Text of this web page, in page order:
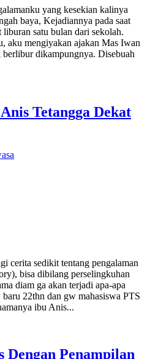
yang kesekian kalinya
baya, Kejadiannya pada saat
satu bulan dari sekolah.
aku mengiyakan ajakan Mas Iwan
dikampungnya. Disebuah
Tetangga Dekat
cerita sedikit tentang pengalaman
bisa dibilang perselingkuhan
diam ga akan terjadi apa-apa
22thn dan gw mahasiswa PTS
ibu Anis...
Dengan Penampilan